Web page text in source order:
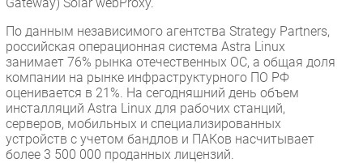
Тестовый стенд
Каталог компаний
По данным независимого агентства Strategy Partners,
российская операционная система Astra Linux
занимает 76% рынка отечественных ОС, а общая доля
компании на рынке инфраструктурного ПО РФ
оценивается в 21%. На сегодняшний день объем
инсталляций Astra Linux для рабочих станций,
серверов, мобильных и специализированных
устройств с учетом бандлов и ПАКов насчитывает
более 3 500 000 проданных лицензий.